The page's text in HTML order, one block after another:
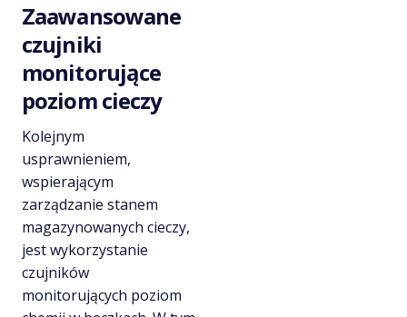
Zaawansowane
czujniki
monitorujące
poziom cieczy
Kolejnym
usprawnieniem,
wspierającym
zarządzanie stanem
magazynowanych cieczy,
jest wykorzystanie
czujników
monitorujących poziom